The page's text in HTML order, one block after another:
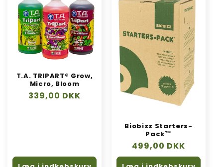
T.A. TRIPART® Grow,
Micro, Bloom
Normalpris
339,00 DKK
Biobizz Starters-
Pack™
Normalpris
499,00 DKK